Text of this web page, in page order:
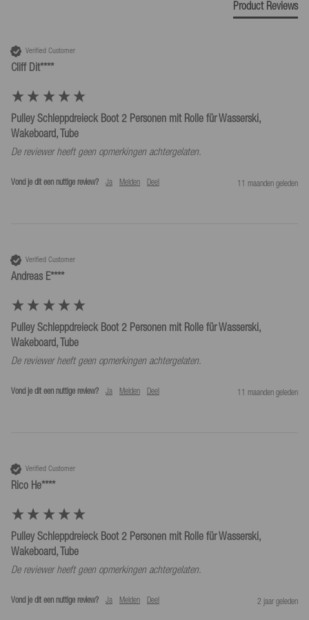
Product Reviews
Verified Customer
Cliff Dit****
Pulley Schleppdreieck Boot 2 Personen mit Rolle für Wasserski,
Wakeboard, Tube
De reviewer heeft geen opmerkingen achtergelaten.
Vond je dit een nuttige review? Ja Melden Deel 11 maanden geleden
Verified Customer
Andreas E****
Pulley Schleppdreieck Boot 2 Personen mit Rolle für Wasserski,
Wakeboard, Tube
De reviewer heeft geen opmerkingen achtergelaten.
Vond je dit een nuttige review? Ja Melden Deel 11 maanden geleden
Verified Customer
Rico He****
Pulley Schleppdreieck Boot 2 Personen mit Rolle für Wasserski,
Wakeboard, Tube
De reviewer heeft geen opmerkingen achtergelaten.
Vond je dit een nuttige review? Ja Melden Deel 2 jaar geleden